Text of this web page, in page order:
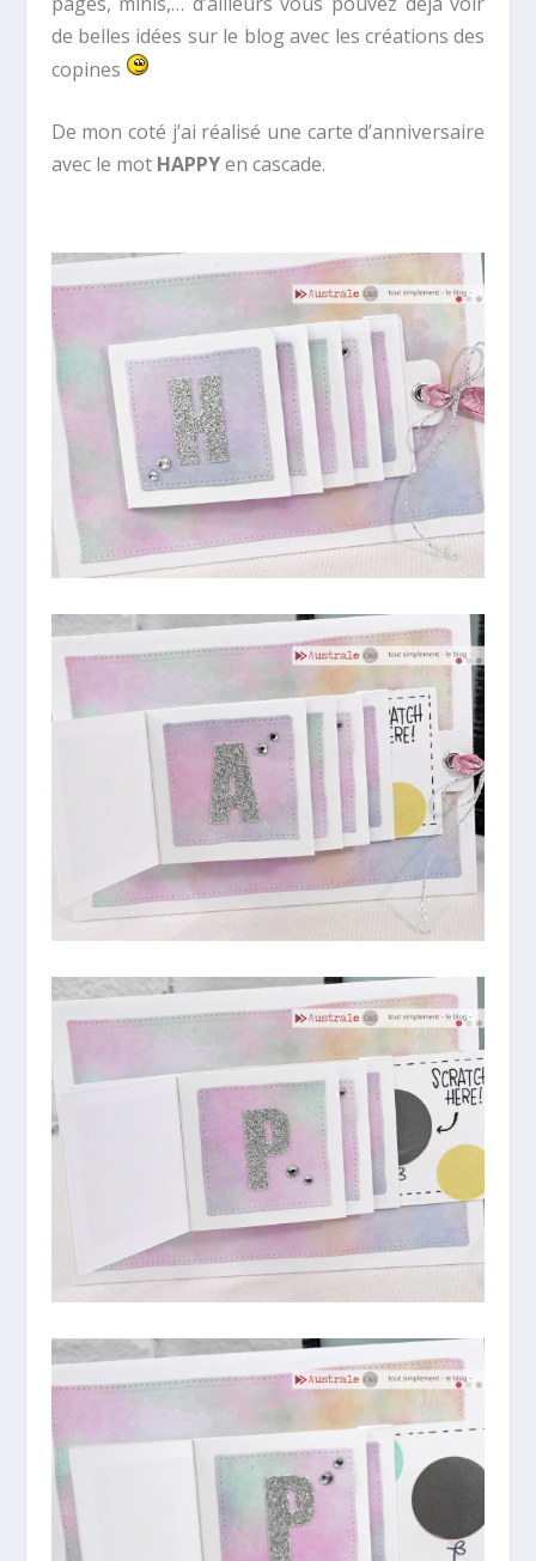
de belles idées sur le blog avec les créations des
copines
De mon coté j’ai réalisé une carte d’anniversaire
avec le mot HAPPYen cascade.